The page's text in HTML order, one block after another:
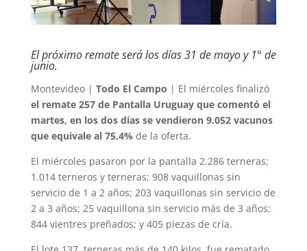
El próximo remate será los días 31 de mayo y 1° de
junio.
Montevideo | Todo El Campo | El miércoles finalizó
el remate 257 de Pantalla Uruguay que comentó el
martes, en los dos días se vendieron 9.052 vacunos
que equivale al 75,4% de la oferta.
El miércoles pasaron por la pantalla 2.286 terneras;
1.014 terneros y terneras; 908 vaquillonas sin
servicio de 1 a 2 años; 203 vaquillonas sin servicio de
2 a 3 años; 25 vaquillona sin servicio más de 3 años;
844 vientres preñados; y 405 piezas de cría.